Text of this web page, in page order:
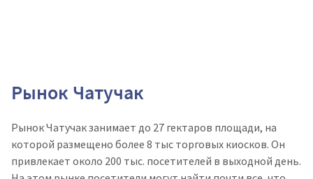
Рынок Чатучак
Рынок Чатучак занимает до 27 гектаров площади, на
которой размещено более 8 тыс торговых киосков. Он
привлекает около 200 тыс. посетителей в выходной день.